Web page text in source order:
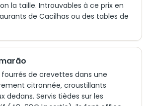
la taille. Introuvables à ce prix en
de Cacilhas ou des tables de
de crevettes dans une
citronnée, croustillants
dedans. Servis tièdes sur les